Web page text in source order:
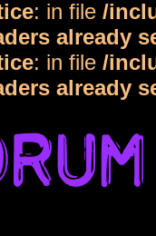
: in file /
already
: in file /
already